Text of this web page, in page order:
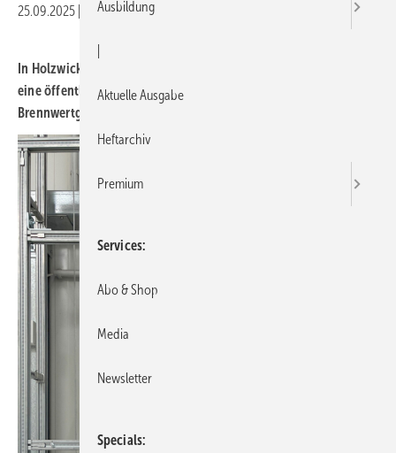
25.09.2025 Druckvorschau
In Holzwickede fließt seit Oktober
eine öffentliche Erdgasleitung. Weishaupt liefert dafür
Brennwertgeräte mit Zulassung für 100
Ausbildung
Aktuelle Ausgabe
Heftarchiv
Premium
Services
Abo & Shop
Media
Newsletter
Specials